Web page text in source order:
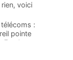
voici
...
:
pointe